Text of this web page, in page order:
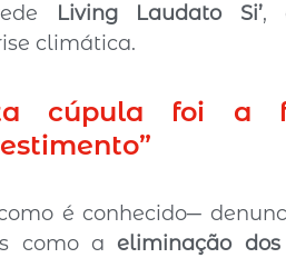
Living Laudato Si’,
climática.
cúpula foi a
é conhecido─
como a eliminação